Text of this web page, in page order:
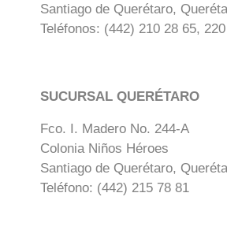
Santiago de Querétaro,
Teléfonos: (442) 210 28 65,
SUCURSAL QUERÉTARO
Fco. I. Madero No. 244-A
Colonia Niños Héroes
Santiago de Querétaro,
Teléfono: (442) 215 78 81